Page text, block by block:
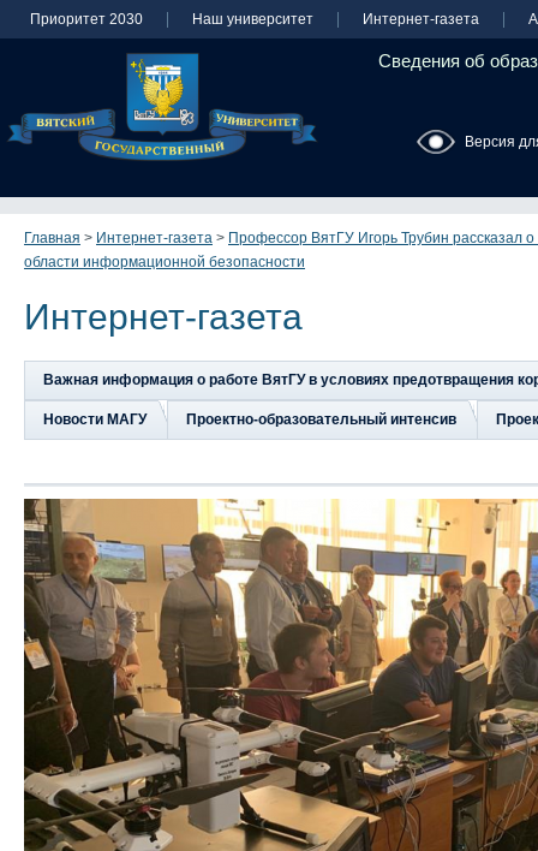
Приоритет 2030 Наш университет Интернет-газета
Сведения об
Версия
Главная > Интернет-газета > Профессор ВятГУ Игорь Трубин рассказал о
области информационной безопасности
Интернет-газета
Важная информация о работе ВятГУ в условиях предотвращения
Новости МАГУ Проектно-образовательный интенсив